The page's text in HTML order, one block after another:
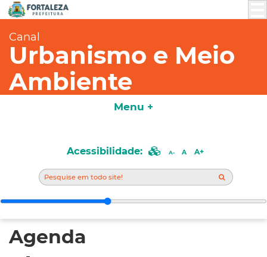
Canal
Urbanismo e Meio
Ambiente
Acessibilidade: A
Agenda